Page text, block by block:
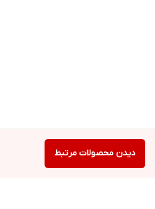
دیدن محصولات مرتبط